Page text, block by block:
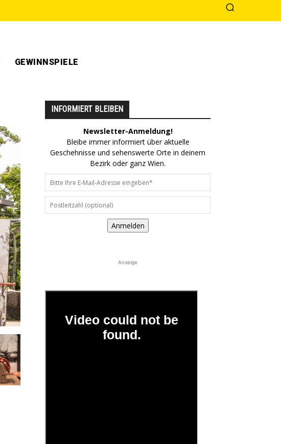
GEWINNSPIELE
INFORMIERT BLEIBEN
Newsletter-Anmeldung!
Bleibe immer informiert über aktuelle
Geschehnisse und sehenswerte Orte in deinem
Bezirk oder ganz Wien.
Anmelden
Anzeige